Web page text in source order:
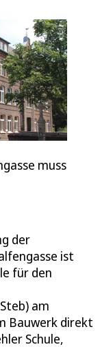
muss
der
ist
für den
am
Bauwerk direkt
Schule,